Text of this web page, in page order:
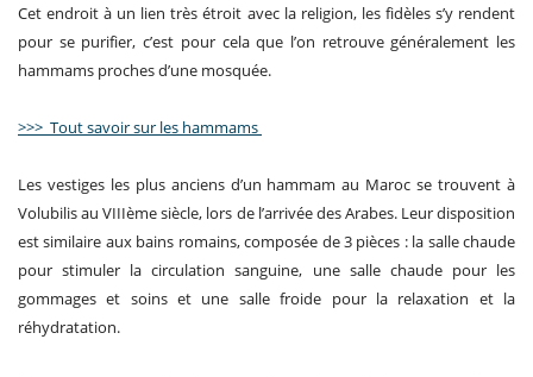
Cet endroit à un lien très étroit avec la religion, les fidèles s’y rendent
pour se purifier, c’est pour cela que l’on retrouve généralement les
hammams proches d’une mosquée.
>>> Tout savoir sur les hammams
Les vestiges les plus anciens d’un hammam au Maroc se trouvent à
Volubilis au VIIIème siècle, lors de l’arrivée des Arabes. Leur disposition
est similaire aux bains romains, composée de 3 pièces : la salle chaude
pour stimuler la circulation sanguine, une salle chaude pour les
gommages et soins et une salle froide pour la relaxation et la
réhydratation.